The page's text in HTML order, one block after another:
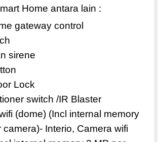
Home antara lain :
gateway control
sirene
Lock
switch /IR Blaster
(dome) (Incl internal memory
camera)- Interio, Camera wifi